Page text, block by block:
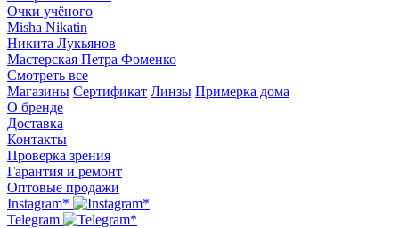
Очки учёного
Misha Nikatin
Никита Лукьянов
Мастерская Петра Фоменко
Смотреть все
Магазины Сертификат Линзы Примерка дома
О бренде
Доставка
Контакты
Проверка зрения
Гарантия и ремонт
Оптовые продажи
Instagram*
Telegram